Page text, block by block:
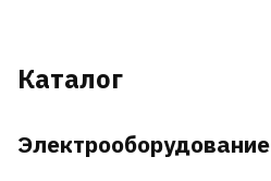
Каталог
Электрооборудование